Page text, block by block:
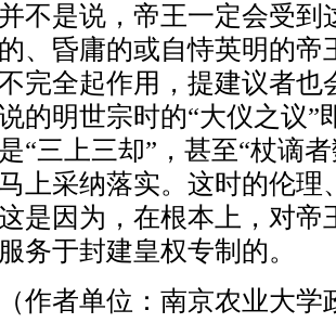
是说，帝王一定会受到
、昏庸的或自恃英明的帝
完全起作用，提建议者也
的明世宗时的“大仪之议”
“三上三却”，甚至“杖谪
上采纳落实。这时的伦理
是因为，在根本上，对帝
务于封建皇权专制的。
者单位：南京农业大学